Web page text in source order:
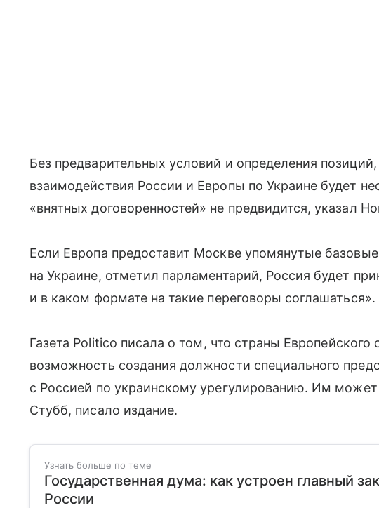
Без предварительных условий и определения позиций,
взаимодействия России и Европы по Украине будет
«внятных договоренностей» не предвидится, указал
Если Европа предоставит Москве упомянутые
на Украине, отметил парламентарий, Россия будет
и в каком формате на такие переговоры соглашаться».
Газета Politico писала о том, что страны
возможность создания должности специального
с Россией по украинскому урегулированию. Им может
Стубб, писало издание.
Узнать больше по теме
Государственная дума: как устроен главный
России